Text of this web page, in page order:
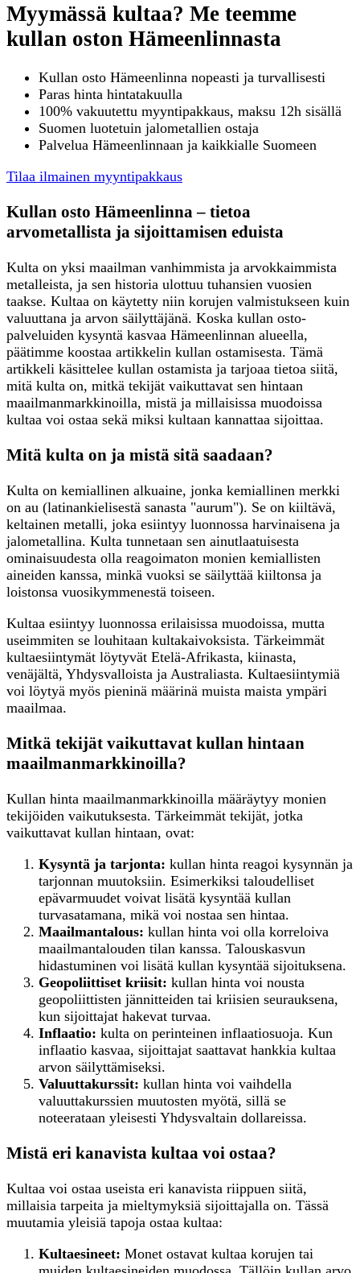
Myymässä kultaa? Me teemme
kullan oston Hämeenlinnasta
Kullan osto Hämeenlinna nopeasti ja turvallisesti
Paras hinta hintatakuulla
100% vakuutettu myyntipakkaus, maksu 12h sisällä
Suomen luotetuin jalometallien ostaja
Palvelua Hämeenlinnaan ja kaikkialle Suomeen
Tilaa ilmainen myyntipakkaus
Kullan osto Hämeenlinna – tietoa
arvometallista ja sijoittamisen eduista
Kulta on yksi maailman vanhimmista ja arvokkaimmista
metalleista, ja sen historia ulottuu tuhansien vuosien
taakse. Kultaa on käytetty niin korujen valmistukseen kuin
valuuttana ja arvon säilyttäjänä. Koska kullan osto-
palveluiden kysyntä kasvaa Hämeenlinnan alueella,
päätimme koostaa artikkelin kullan ostamisesta. Tämä
artikkeli käsittelee kullan ostamista ja tarjoaa tietoa siitä,
mitä kulta on, mitkä tekijät vaikuttavat sen hintaan
maailmanmarkkinoilla, mistä ja millaisissa muodoissa
kultaa voi ostaa sekä miksi kultaan kannattaa sijoittaa.
Mitä kulta on ja mistä sitä saadaan?
Kulta on kemiallinen alkuaine, jonka kemiallinen merkki
on au (latinankielisestä sanasta "aurum"). Se on kiiltävä,
keltainen metalli, joka esiintyy luonnossa harvinaisena ja
jalometallina. Kulta tunnetaan sen ainutlaatuisesta
ominaisuudesta olla reagoimaton monien kemiallisten
aineiden kanssa, minkä vuoksi se säilyttää kiiltonsa ja
loistonsa vuosikymmenestä toiseen.
Kultaa esiintyy luonnossa erilaisissa muodoissa, mutta
useimmiten se louhitaan kultakaivoksista. Tärkeimmät
kultaesiintymät löytyvät Etelä-Afrikasta, kiinasta,
venäjältä, Yhdysvalloista ja Australiasta. Kultaesiintymiä
voi löytyä myös pieninä määrinä muista maista ympäri
maailmaa.
Mitkä tekijät vaikuttavat kullan hintaan
maailmanmarkkinoilla?
Kullan hinta maailmanmarkkinoilla määräytyy monien
tekijöiden vaikutuksesta. Tärkeimmät tekijät, jotka
vaikuttavat kullan hintaan, ovat:
Kysyntä ja tarjonta: kullan hinta reagoi kysynnän ja
tarjonnan muutoksiin. Esimerkiksi taloudelliset
epävarmuudet voivat lisätä kysyntää kullan
turvasatamana, mikä voi nostaa sen hintaa.
Maailmantalous: kullan hinta voi olla korreloiva
maailmantalouden tilan kanssa. Talouskasvun
hidastuminen voi lisätä kullan kysyntää sijoituksena.
Geopoliittiset kriisit: kullan hinta voi nousta
geopoliittisten jännitteiden tai kriisien seurauksena,
kun sijoittajat hakevat turvaa.
Inflaatio: kulta on perinteinen inflaatiosuoja. Kun
inflaatio kasvaa, sijoittajat saattavat hankkia kultaa
arvon säilyttämiseksi.
Valuuttakurssit: kullan hinta voi vaihdella
valuuttakurssien muutosten myötä, sillä se
noteerataan yleisesti Yhdysvaltain dollareissa.
Mistä eri kanavista kultaa voi ostaa?
Kultaa voi ostaa useista eri kanavista riippuen siitä,
millaisia tarpeita ja mieltymyksiä sijoittajalla on. Tässä
muutamia yleisiä tapoja ostaa kultaa:
Kultaesineet: Monet ostavat kultaa korujen tai